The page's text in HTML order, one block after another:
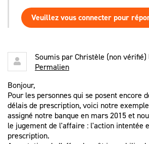
Veuillez vous connecter pour
Soumis parChristèle (non vérifié)
Permalien
Bonjour,
Pour les personnes qui se posent encore
délais de prescription, voici notre
assigné notre banque en mars 2015 et
le jugement de l'affaire : l'action intentée
prescription.